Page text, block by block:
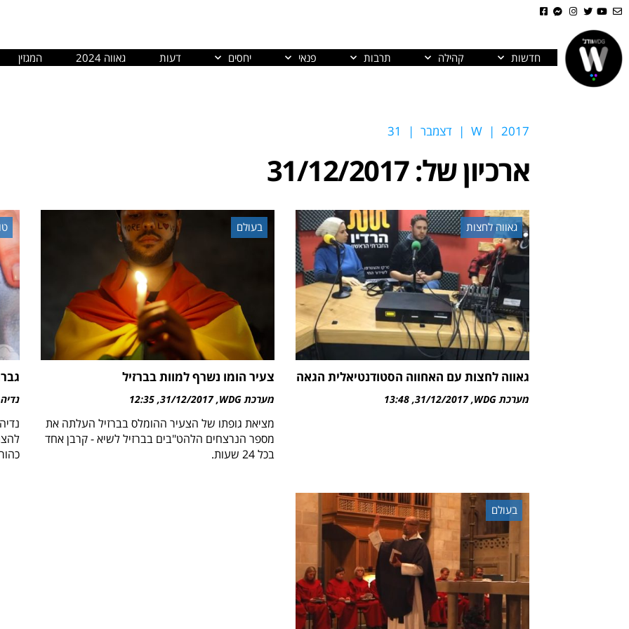
חדשות קהילה תרבות פנאי יחסים דעות גאווה 2024 המגזין
W | 2017
| דצמבר |
31
ארכיון של:31/12/2017
גאווה לחצות
גאווה לחצות עם האחווה הסטודנטיאלית הגאה
מערכת WDG 31/12/2017
13:48
בעולם
צעיר הומו נשרף למוות בברזיל
מערכת WDG 31/12/2017
12:35
מציאת גופתו של הצעיר ההומלס בברזיל העלתה את
מספר הנרצחים הלהט"בים בברזיל לשיא - קרבן אחד
בכל 24 שעות.
בעולם